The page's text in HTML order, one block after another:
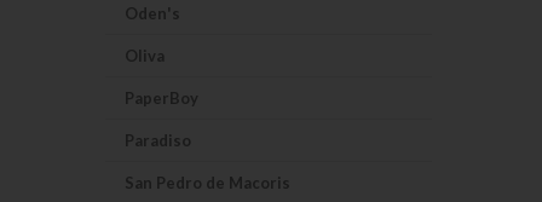
Oden's
Oliva
PaperBoy
Paradiso
San Pedro de Macoris